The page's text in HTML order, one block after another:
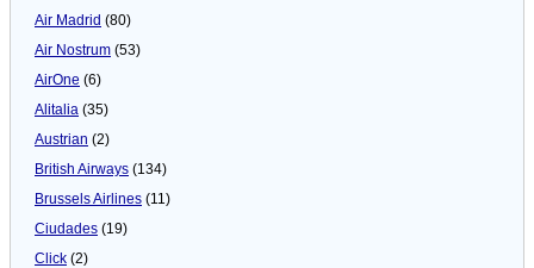
Air Madrid (80)
Air Nostrum (53)
AirOne (6)
Alitalia (35)
Austrian (2)
British Airways (134)
Brussels Airlines (11)
Ciudades (19)
Click (2)